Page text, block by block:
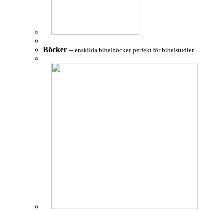
Böcker – enskilda bibelböcker, perfekt för bibelstudier